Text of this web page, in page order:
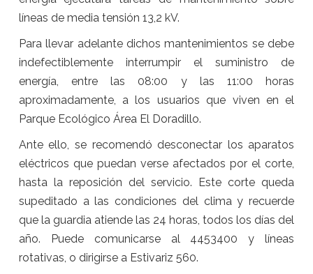
líneas de media tensión 13,2 kV.
Para llevar adelante dichos mantenimientos se debe
indefectiblemente interrumpir el suministro de
energía, entre las 08:00 y las 11:00 horas
aproximadamente, a los usuarios que viven en el
Parque Ecológico Área El Doradillo.
Ante ello, se recomendó desconectar los aparatos
eléctricos que puedan verse afectados por el corte,
hasta la reposición del servicio. Este corte queda
supeditado a las condiciones del clima y recuerde
que la guardia atiende las 24 horas, todos los días del
año. Puede comunicarse al 4453400 y líneas
rotativas, o dirigirse a Estivariz 560.